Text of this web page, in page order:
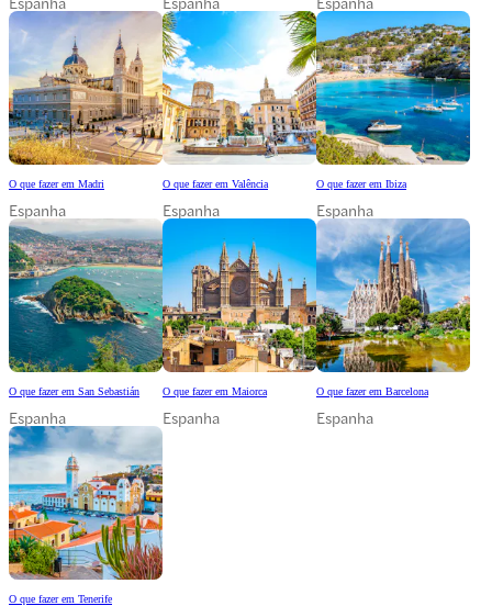
O que fazer em Madri
Espanha
O que fazer em Valência
Espanha
O que fazer em Ibiza
Espanha
O que fazer em San Sebastián
Espanha
O que fazer em Maiorca
Espanha
O que fazer em Barcelona
Espanha
O que fazer em Tenerife